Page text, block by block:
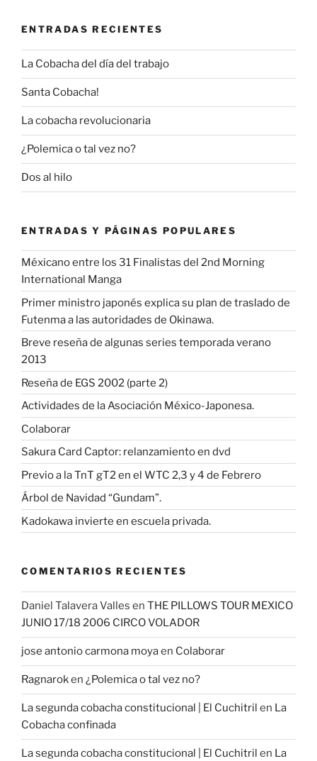
ENTRADAS RECIENTES
La Cobacha del día del trabajo
Santa Cobacha!
La cobacha revolucionaria
¿Polemica o tal vez no?
Dos al hilo
ENTRADAS Y PÁGINAS POPULARES
Méxicano entre los 31 Finalistas del 2nd Morning
International Manga
Primer ministro japonés explica su plan de traslado de
Futenma a las autoridades de Okinawa.
Breve reseña de algunas series temporada verano
2013
Reseña de EGS 2002 (parte 2)
Actividades de la Asociación México-Japonesa.
Colaborar
Sakura Card Captor: relanzamiento en dvd
Previo a la TnT gT2 en el WTC 2,3 y 4 de Febrero
Árbol de Navidad “Gundam”.
Kadokawa invierte en escuela privada.
COMENTARIOS RECIENTES
Daniel Talavera Valles en THE PILLOWS TOUR MEXICO
JUNIO 17/18 2006 CIRCO VOLADOR
jose antonio carmona moyaen Colaborar
Ragnaroken ¿Polemica o tal vez no?
La segunda cobacha constitucional | El Cuchitril en La
Cobacha confinada
La segunda cobacha constitucional | El Cuchitril en La